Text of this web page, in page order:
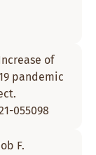
of
pandemic
055098
F.